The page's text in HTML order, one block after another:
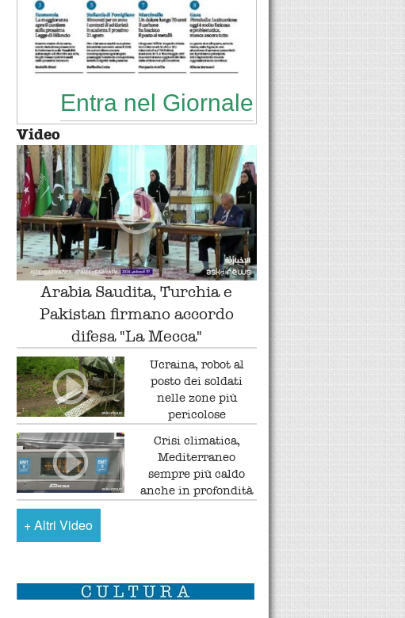
Entra nel Giornale
Video
Arabia Saudita, Turchia e
Pakistan firmano accordo
difesa "La Mecca"
Ucraina, robot al
posto dei soldati
nelle zone più
pericolose
Crisi climatica,
Mediterraneo
sempre più caldo
anche in profondità
+Altri Video